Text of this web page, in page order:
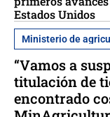
Estados Unidos
Ministerio de
“Vamos a
titulación de
encontrado